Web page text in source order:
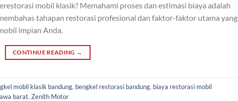
mobil klasik? Memahami proses dan estimasi biaya adalah
tahapan restorasi profesional dan faktor-faktor utama yang
impian Anda.
CONTINUE READING →
mobil klasik bandung, bengkel restorasi bandung, biaya restorasi mobil
barat, Zenith Motor